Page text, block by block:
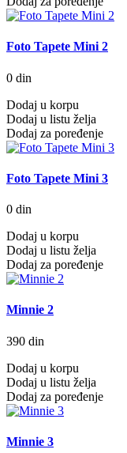
Foto Tapete Mini 2
0 din
Dodaj u korpu
Dodaj u listu želja
Dodaj za poređenje
Foto Tapete Mini 3
0 din
Dodaj u korpu
Dodaj u listu želja
Dodaj za poređenje
Minnie 2
390 din
Dodaj u korpu
Dodaj u listu želja
Dodaj za poređenje
Minnie 3